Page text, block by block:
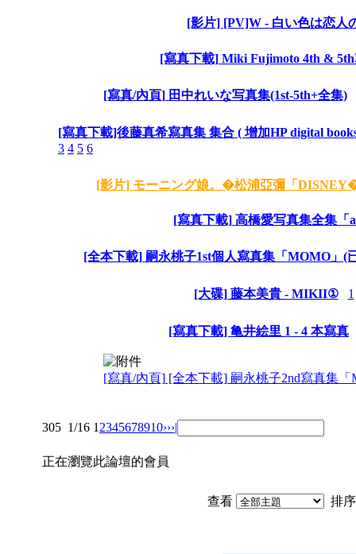
[影片] [PV]W - 白い色は恋人
[寫真下載] Miki Fujimoto 4th &
[寫真/內頁] 田中れいな写真集(1st-5th+全集)
[寫真下載]後藤真希寫真集 集合 ( 增加HP digital
3 4 5 6
[影片] モーニング娘。�松浦亞彌「
[寫真下載] 高橋愛写真集全集「
[全本下載] 嗣永桃子1st個人寫真集「MOMO」(
[大碟] 藤本美貴 - MIKII① 1
[寫真下載] 亀井絵里 1 - 4 本寫真
[寫真/內頁] [全本下載] 嗣永桃子2nd寫真集「
305 1/16 1 2345678910›››|
正在瀏覽此論壇的會員
查看 排